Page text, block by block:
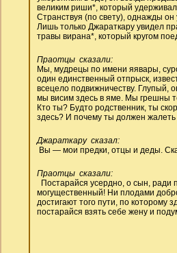
великим риши*, который
Странствуя (по свету), однажды он
Лишь только Джараткару увидел
травы вирана*, который кругом
Праотцы сказали:
Мы, мудрецы по имени яявары,
один единственный отпрыск,
всецело подвижничеству. Глупый,
мы висим здесь в яме. Мы грешны
Кто ты? Будто родственник, ты
здесь? И почему ты должен
Джараткару сказал:
Вы — мои предки, отцы и деды.
Праотцы сказали:
Постарайся усердно, о сын, ради
могущественный! Ни плодами
достигают того пути, по которому
постарайся взять себе жену и